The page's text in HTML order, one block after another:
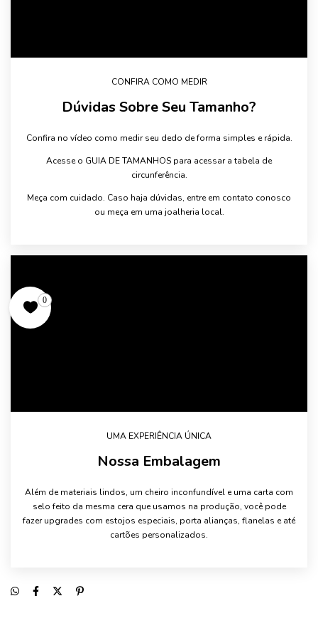
CONFIRA COMO MEDIR
Dúvidas Sobre Seu Tamanho?
Confira no vídeo como medir seu dedo de forma simples e rápida.
Acesse o GUIA DE TAMANHOS para acessar a tabela de
circunferência.
Meça com cuidado. Caso haja dúvidas, entre em contato conosco
ou meça em uma joalheria local.
UMA EXPERIÊNCIA ÚNICA
Nossa Embalagem
Além de materiais lindos, um cheiro inconfundível e uma carta com
selo feito da mesma cera que usamos na produção, você pode
fazer upgrades com estojos especiais, porta alianças, flanelas e até
cartões personalizados.
0